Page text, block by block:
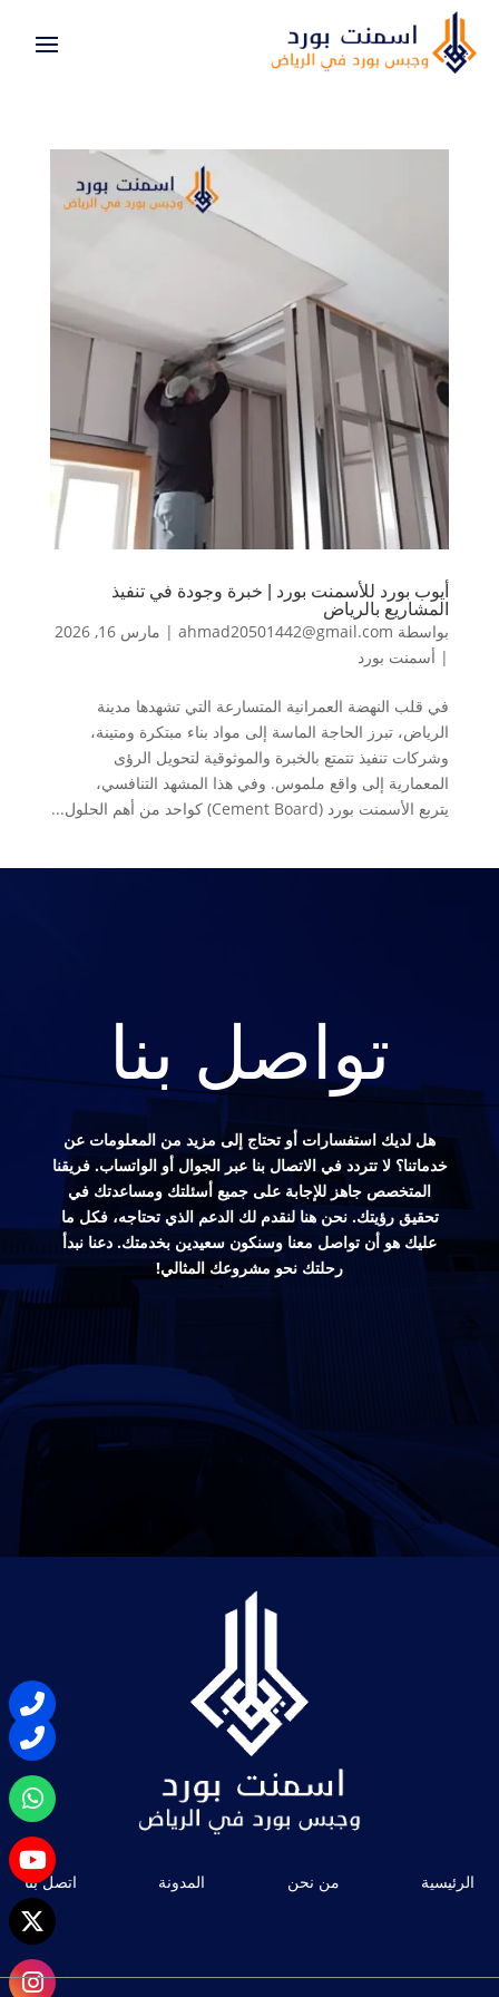
أيوب بورد للأسمنت بورد | خبرة وجودة في تنفيذ
المشاريع بالرياض
بواسطة ahmad20501442@gmail.com
| مارس 16, 2026
| أسمنت بورد
في قلب النهضة العمرانية المتسارعة التي تشهدها مدينة
الرياض، تبرز الحاجة الماسة إلى مواد بناء مبتكرة ومتينة،
وشركات تنفيذ تتمتع بالخبرة والموثوقية لتحويل الرؤى
المعمارية إلى واقع ملموس. وفي هذا المشهد التنافسي،
يتربع الأسمنت بورد (Cement Board) كواحد من أهم الحلول...
تواصل بنا
هل لديك استفسارات أو تحتاج إلى مزيد من المعلومات عن
خدماتنا؟ لا تتردد في الاتصال بنا عبر الجوال أو الواتساب. فريقنا
المتخصص جاهز للإجابة على جميع أسئلتك ومساعدتك في
تحقيق رؤيتك. نحن هنا لنقدم لك الدعم الذي تحتاجه، فكل ما
عليك هو أن تواصل معنا وسنكون سعيدين بخدمتك. دعنا نبدأ
رحلتك نحو مشروعك المثالي!
الرئيسية من نحن المدونة اتصل بنا